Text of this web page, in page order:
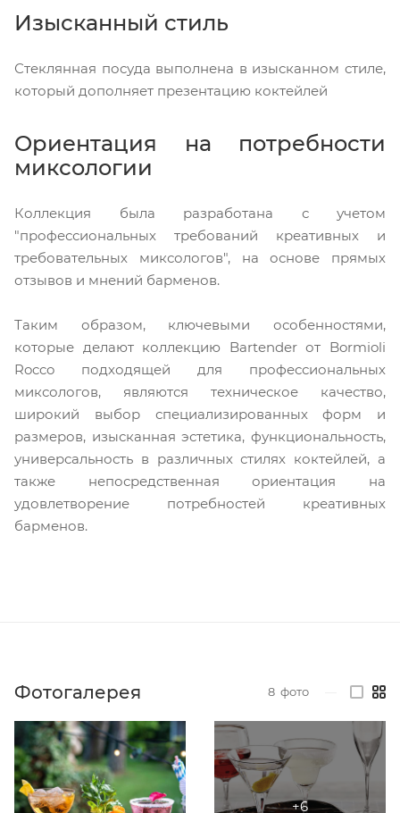
Изысканный стиль
Стеклянная посуда выполнена в изысканном стиле,
который дополняет презентацию коктейлей
Ориентация на потребности
миксологии
Коллекция была разработана с учетом
"профессиональных требований креативных и
требовательных миксологов", на основе прямых
отзывов и мнений барменов.
Таким образом, ключевыми особенностями,
которые делают коллекцию Bartender от Bormioli
Rocco подходящей для профессиональных
миксологов, являются техническое качество,
широкий выбор специализированных форм и
размеров, изысканная эстетика, функциональность,
универсальность в различных стилях коктейлей, а
также непосредственная ориентация на
удовлетворение потребностей креативных
барменов.
Фотогалерея 8 фото